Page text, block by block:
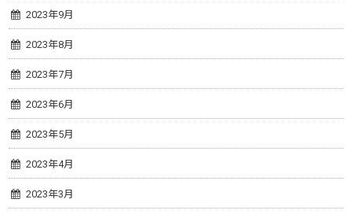
2023年9月
2023年8月
2023年7月
2023年6月
2023年5月
2023年4月
2023年3月